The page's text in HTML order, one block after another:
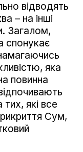
відводять
– на інші
Загалом,
спонукає
яка
повинна
які все
Сум,